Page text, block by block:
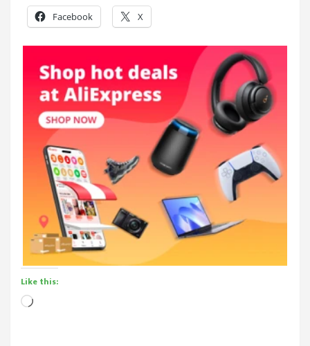
Facebook X
Like this:
Loading…